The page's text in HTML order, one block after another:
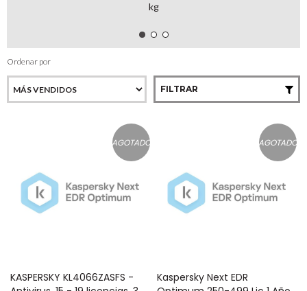
kg
Ordenar por
FILTRAR
AGOTADO
KASPERSKY KL4066ZASFS -
AGOTADO
Kaspersky Next EDR